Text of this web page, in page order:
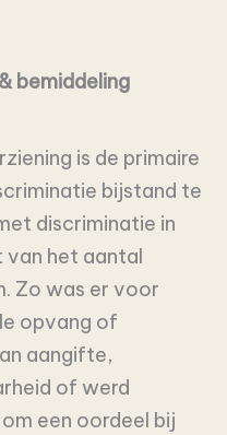
bemiddeling
is de primaire
bijstand te
discriminatie in
van het aantal
Zo was er voor
opvang of
aangifte,
of werd
een oordeel bij